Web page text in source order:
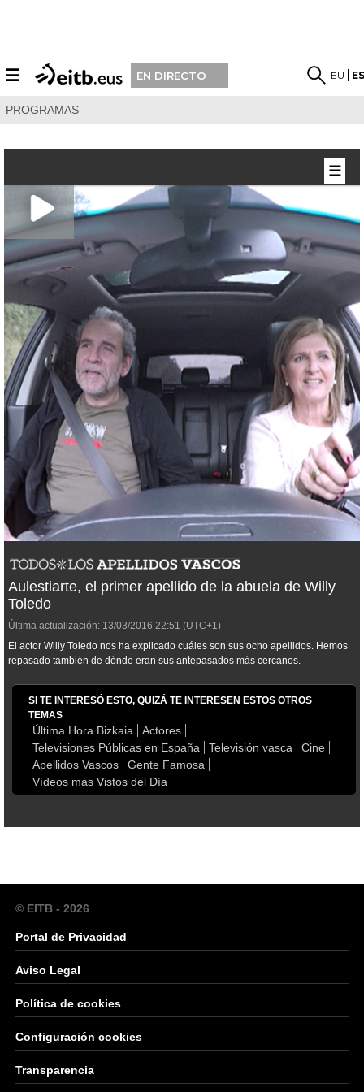
☰ EN DIRECTO EU
PROGRAMAS
Aulestiarte, el primer apellido de la abuela de Willy
Toledo
Última actualización: 13/03/2016 22:51 (UTC+1)
El actor Willy Toledo nos ha explicado cuáles son sus ocho apellidos. Hemos
repasado también de dónde eran sus antepasados más cercanos.
SI TE INTERESÓ ESTO, QUIZÁ TE INTERESEN ESTOS OTROS
TEMAS
Última Hora Bizkaia
Actores
Televisiones Públicas en España
Televisión vasca
Cine
Apellidos Vascos
Gente Famosa
Vídeos más Vistos del Día
☰
© EITB - 2026
Portal de Privacidad
Aviso Legal
Política de cookies
Configuración cookies
Transparencia